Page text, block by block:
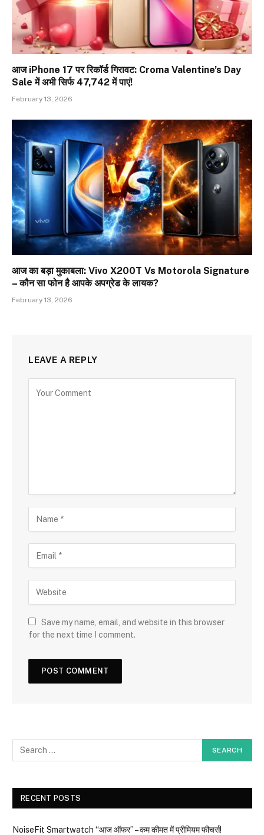
आज iPhone 17 पर रिकॉर्ड गिरावट: Croma Valentine’s Day
Sale में अभी सिर्फ ₹47,742 में पाएं!
February 13, 2026
आज का बड़ा मुकाबला: Vivo X200T Vs Motorola Signature
– कौन सा फोन है आपके अपग्रेड के लायक?
February 13, 2026
LEAVE A REPLY
Save my name, email, and website in this browser
for the next time I comment.
RECENT POSTS
NoiseFit Smartwatch “आज ऑफर” – कम कीमत में प्रीमियम फीचर्स!